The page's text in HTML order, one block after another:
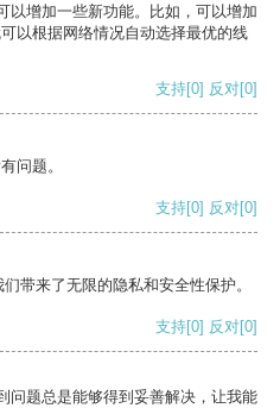
以增加一些新功能。比如，可以增加
以根据网络情况自动选择最优的线
支持[0] 反对[0]
问题。
支持[0] 反对[0]
带来了无限的隐私和安全性保护。
支持[0] 反对[0]
问题总是能够得到妥善解决，让我能